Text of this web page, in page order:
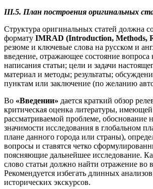
III.5. План построения оригинальных
Структура оригинальных статей должна
формату IMRAD (Introduction, Methods,
резюме и ключевые слова на русском и
введение, отражающее состояние вопроса
написания статьи; цели и задачи
материал и методы; результаты;
пунктам или заключение (по желанию
Во «Введении» дается краткий обзор
критическая оценка литературы,
рассматриваемой проблеме, обоснование
значимости исследования в глобальном
плане данного города или страны),
вопросы и ставятся четко
поясняющие дальнейшее исследование.
слово статьи должно найти отражение во
Рекомендуется избегать длинных
исторических экскурсов.